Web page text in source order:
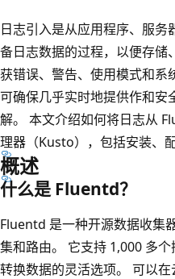
日志引入是从应用程序、服
备日志数据的过程，以便存储
获错误、警告、使用模式和系
可确保几乎实时地提供作和安
解。 本文介绍如何将日志从
理器（Kusto），包括安装、
概述
什么是 Fluentd？
Fluentd 是一种开源数据收集
集和路由。 它支持 1,000 多
转换数据的灵活选项。 可以